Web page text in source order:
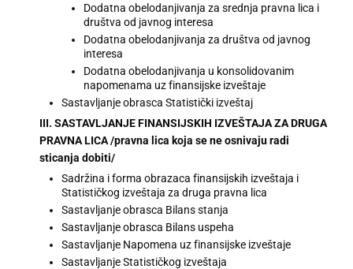
Dodatna obelodanjivanja za srednja pravna lica i
društva od javnog interesa
Dodatna obelodanjivanja za društva od javnog
interesa
Dodatna obelodanjivanja u konsolidovanim
napomenama uz finansijske izveštaje
Sastavljanje obrasca Statistički izveštaj
III. SASTAVLJANJE FINANSIJSKIH IZVEŠTAJA ZA DRUGA
PRAVNA LICA /pravna lica koja se ne osnivaju radi
sticanja dobiti/
Sadržina i forma obrazaca finansijskih izveštaja i
Statističkog izveštaja za druga pravna lica
Sastavljanje obrasca Bilans stanja
Sastavljanje obrasca Bilans uspeha
Sastavljanje Napomena uz finansijske izveštaje
Sastavljanje Statističkog izveštaja